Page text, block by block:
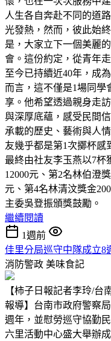
人生各自奔赴不同的道
光發熱，然而，彼此始
是，大家立下一個美麗
會。這份約定，從青年
至今已持續近40年，成
而言，這不僅是1場同學
享。他希望透過親身走
與深厚底蘊，感受民間
承載的歷史、藝術與人
友幾乎都是第1次擲杯感
最終由社友李玉燕以7杯
12000元、第2名林伯澄
元、第4名林清汶獎金
主委吳登振頒獎鼓勵。
繼續閱讀
1週前
佳里分局巡守中隊成立8
消防警政 美味食記
【柿子日報記者李玲/台
報導】台南市政府警察
週年，並慰勞巡守協勤
六里活動中心盛大舉辦